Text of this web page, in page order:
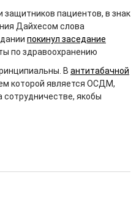
защитников пациентов, в знак
Дайхесом слова
покинул заседание
по здравоохранению
В антитабачной
которой является ОСДМ,
сотрудничестве, якобы